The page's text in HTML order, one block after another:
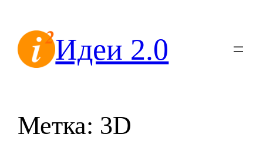
содержимомуИдеи 2.0
Метка: 3D